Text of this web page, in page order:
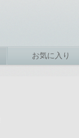
お気に入り